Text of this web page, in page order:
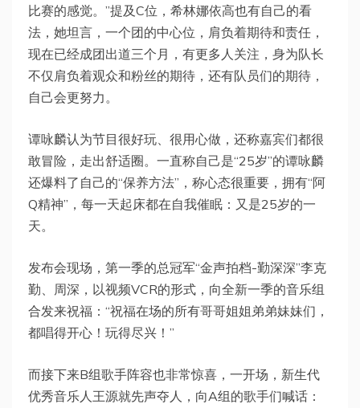
比赛的感觉。”提及C位，希林娜依高也有自己的看
法，她坦言，一个团的中心位，肩负着期待和责任，
现在已经成团出道三个月，有更多人关注，身为队长
不仅肩负着观众和粉丝的期待，还有队员们的期待，
自己会更努力。
谭咏麟认为节目很好玩、很用心做，还称嘉宾们都很
敢冒险，走出舒适圈。一直称自己是“25岁”的谭咏麟
还爆料了自己的“保养方法”，称心态很重要，拥有“阿
Q精神”，每一天起床都在自我催眠：又是25岁的一
天。
发布会现场，第一季的总冠军“金声拍档-勤深深”李克
勤、周深，以视频VCR的形式，向全新一季的音乐组
合发来祝福：“祝福在场的所有哥哥姐姐弟弟妹妹们，
都唱得开心！玩得尽兴！”
而接下来B组歌手阵容也非常惊喜，一开场，新生代
优秀音乐人王源就先声夺人，向A组的歌手们喊话：